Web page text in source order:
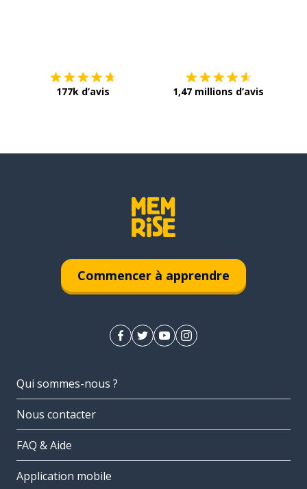
177k d’avis 1,47 millions d’avis
Commencer à apprendre
Qui sommes-nous ?
Nous contacter
FAQ & Aide
Application mobile